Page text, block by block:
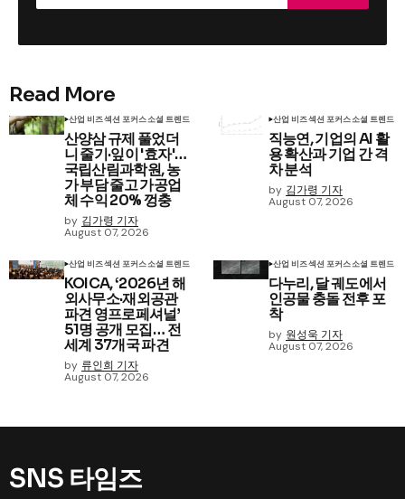
Read More
산업 비즈섹션 포커스소셜 트렌드
산양삼 규제 풀었더
니 줄기·잎이 '효자'…
국립산림과학원, 농
가 부담 줄고 가공업
체 수익 20% 껑충
by 김가령 기자
August 07, 2026
산업 비즈섹션 포커스소셜 트렌드
직능연, 기업의 AI 활
용 확산과 기업 간 격
차 분석
by 김가령 기자
August 07, 2026
산업 비즈섹션 포커스소셜 트렌드
KOICA, ‘2026년 해
외사무소·재외공관
파견 영프로페셔널’
51명 공개 모집… 전
세계 37개국 파견
by 류인희 기자
August 07, 2026
산업 비즈섹션 포커스소셜 트렌드
다누리, 달 궤도에서
인공물 충돌 전후 포
착
by 원성욱 기자
August 07, 2026
SNS 타임즈